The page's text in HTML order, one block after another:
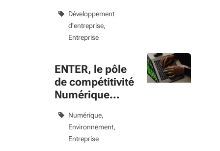
sur la croissance
Développement
d'entreprise
Entreprise
ENTER, le pôle
de compétitivité
Numérique
Numérique
Environnement
Entreprise